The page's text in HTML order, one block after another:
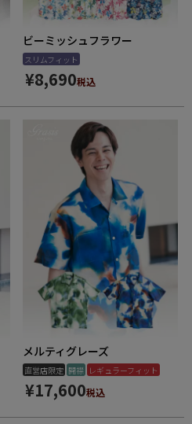
ビーミッシュフラワー
スリムフィット
¥8,690税込
メルティグレーズ
直営店限定 開襟 レギュラーフィット
¥17,600税込